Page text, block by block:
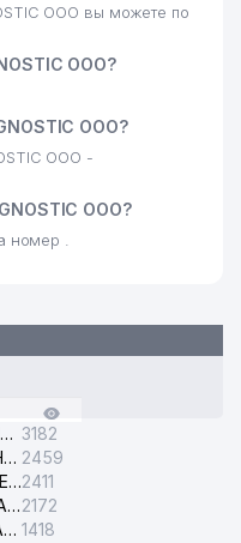
ООО вы можете по
ООО?
ООО?
ООО -
ООО?
номер .
ЯШНАБАДСКАЯ АВАРИЙНАЯ СЛУЖБА ЭЛЕКТРОСЕТИ 3182
ЧИЛАНЗАРСКАЯ АВАРИЙНАЯ СЛУЖБА ЭЛЕКТРОСЕТИ 2459
ТЕЛЕФОНЫ ДОВЕРИЯ ГЕНЕРАЛЬНОЙ ПРОКУРАТУРЫ РЕСПУБЛИКИ УЗБЕКИСТАН2411
АЛМАЗАРСКАЯ АВАРИЙНАЯ СЛУЖБА ЭЛЕКТРОСЕТИ2172
УЧТЕПИНСКАЯ АВАРИЙНАЯ СЛУЖБА ЭЛЕКТРОСЕТИ 1418